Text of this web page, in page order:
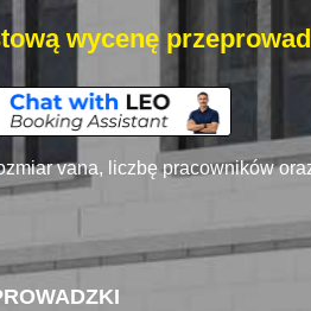
wycenę
vana, liczbę pracowników